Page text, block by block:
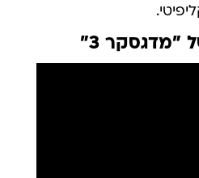
"מדגסקר 3"